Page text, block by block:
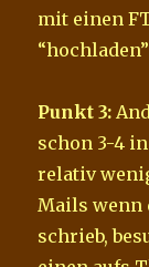
mit einen
Punkt 3:
schon 3-4
relativ
Mails wenn
schrieb,